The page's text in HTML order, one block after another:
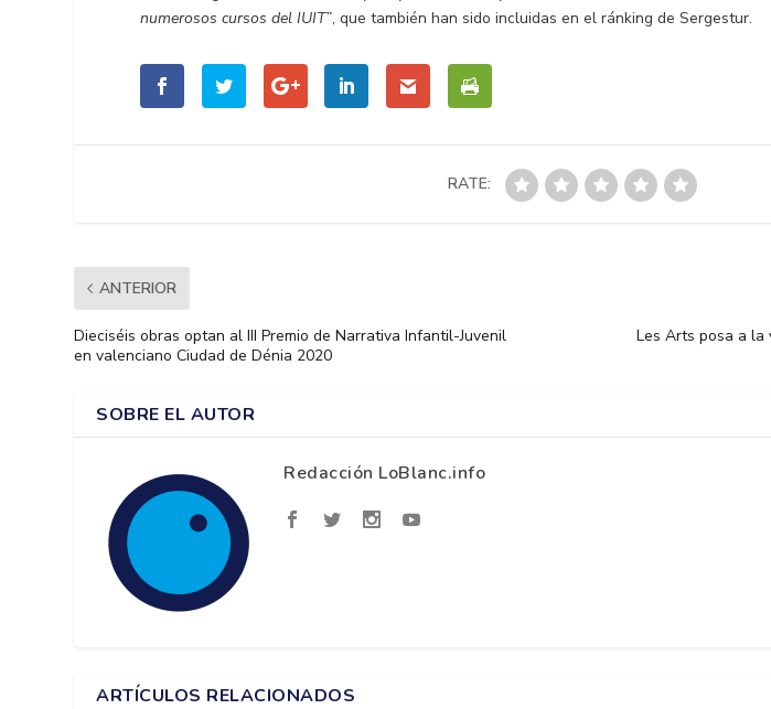
numerosos cursos del IUIT”, que también han sido incluidas en el ránking de Sergestur.
RATE:
ANTERIOR
Dieciséis obras optan al III Premio de Narrativa Infantil-Juvenil
en valenciano Ciudad de Dénia 2020
Les Arts posa a la
SOBRE EL AUTOR
Redacción LoBlanc.info
ARTÍCULOS RELACIONADOS